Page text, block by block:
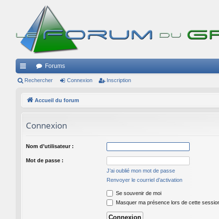
ac
Forums
Rechercher Connexion Inscription
Accueil du forum
Connexion
Nom d’utilisateur :
Mot de passe :
J’ai oublié mon mot de passe
Renvoyer le courriel d’activation
Se souvenir de moi
Masquer ma présence lors de cette